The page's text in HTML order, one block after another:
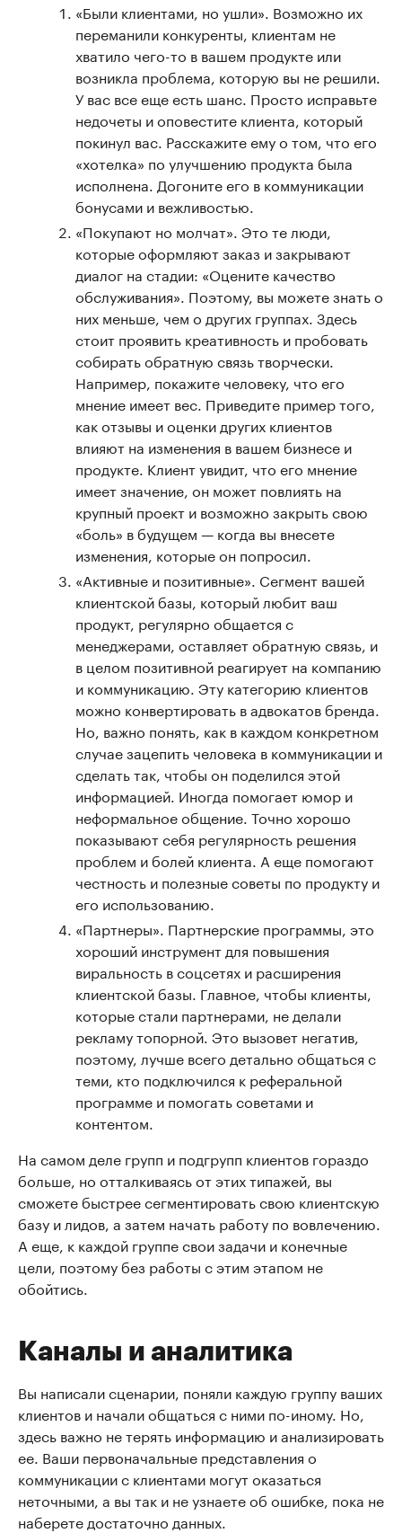
«Были клиентами, но ушли». Возможно их
переманили конкуренты, клиентам не
хватило чего-то в вашем продукте или
возникла проблема, которую вы не решили.
У вас все еще есть шанс. Просто исправьте
недочеты и оповестите клиента, который
покинул вас. Расскажите ему о том, что его
«хотелка» по улучшению продукта была
исполнена. Догоните его в коммуникации
бонусами и вежливостью.
«Покупают но молчат». Это те люди,
которые оформляют заказ и закрывают
диалог на стадии: «Оцените качество
обслуживания». Поэтому, вы можете знать о
них меньше, чем о других группах. Здесь
стоит проявить креативность и пробовать
собирать обратную связь творчески.
Например, покажите человеку, что его
мнение имеет вес. Приведите пример того,
как отзывы и оценки других клиентов
влияют на изменения в вашем бизнесе и
продукте. Клиент увидит, что его мнение
имеет значение, он может повлиять на
крупный проект и возможно закрыть свою
«боль» в будущем — когда вы внесете
изменения, которые он попросил.
«Активные и позитивные». Сегмент вашей
клиентской базы, который любит ваш
продукт, регулярно общается с
менеджерами, оставляет обратную связь, и
в целом позитивной реагирует на компанию
и коммуникацию. Эту категорию клиентов
можно конвертировать в адвокатов бренда.
Но, важно понять, как в каждом конкретном
случае зацепить человека в коммуникации и
сделать так, чтобы он поделился этой
информацией. Иногда помогает юмор и
неформальное общение. Точно хорошо
показывают себя регулярность решения
проблем и болей клиента. А еще помогают
честность и полезные советы по продукту и
его использованию.
«Партнеры». Партнерские программы, это
хороший инструмент для повышения
виральность в соцсетях и расширения
клиентской базы. Главное, чтобы клиенты,
которые стали партнерами, не делали
рекламу топорной. Это вызовет негатив,
поэтому, лучше всего детально общаться с
теми, кто подключился к реферальной
программе и помогать советами и
контентом.
На самом деле групп и подгрупп клиентов гораздо
больше, но отталкиваясь от этих типажей, вы
сможете быстрее сегментировать свою клиентскую
базу и лидов, а затем начать работу по вовлечению.
А еще, к каждой группе свои задачи и конечные
цели, поэтому без работы с этим этапом не
обойтись.
Каналы и аналитика
Вы написали сценарии, поняли каждую группу ваших
клиентов и начали общаться с ними по-иному. Но,
здесь важно не терять информацию и анализировать
ее. Ваши первоначальные представления о
коммуникации с клиентами могут оказаться
неточными, а вы так и не узнаете об ошибке, пока не
наберете достаточно данных.